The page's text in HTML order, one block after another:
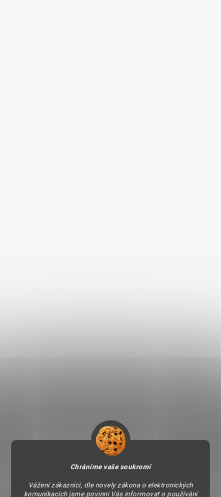
Chráníme vaše soukromí
Vážení zákazníci, dle novely zákona o elektronických
komunikacích jsme povinni Vás informovat o používání